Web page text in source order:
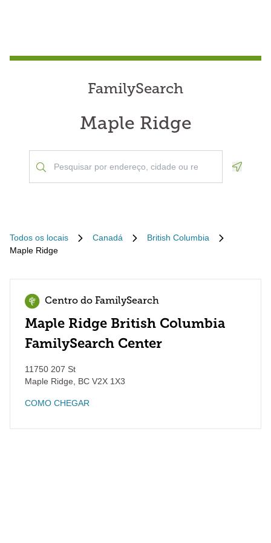
FamilySearch
Maple Ridge
Todos os locais Canadá
British Columbia
Maple Ridge
Centro do FamilySearch
Maple Ridge British Columbia
FamilySearch Center
11750 207 St
Maple Ridge
BC V2X 1X3
COMO CHEGAR